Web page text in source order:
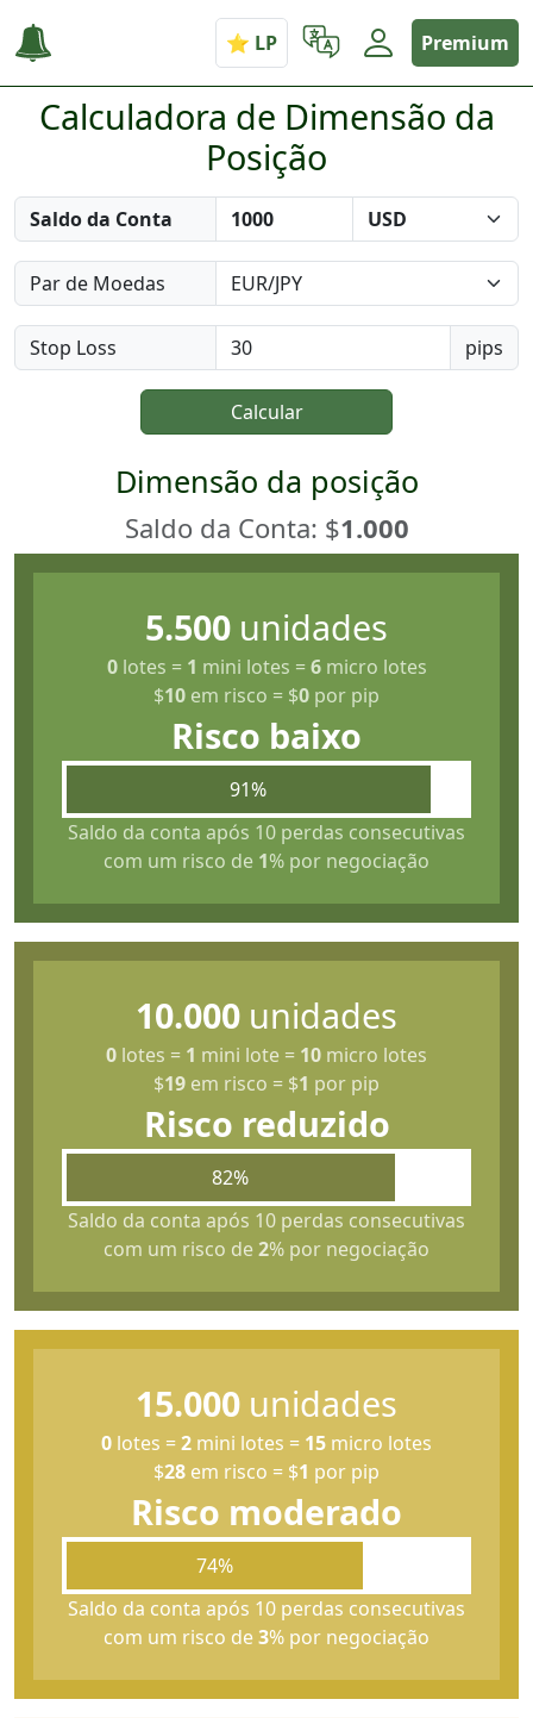
Premium
Calculadora de Dimensão da
Posição
Saldo da Conta
Par de Moedas
Stop Loss pips
Calcular
Dimensão da posição
Saldo da Conta: $1.000
5.500 unidades
0lotes = 1 mini lotes =6micro lotes
$10 em risco = $0 por pip
Risco baixo
91%
Saldo da conta após 10 perdas consecutivas
com um risco de 1% por negociação
10.000 unidades
0 lotes = 1 mini lote = 10 micro lotes
$19 em risco = $1 por pip
Risco reduzido
82%
Saldo da conta após 10 perdas consecutivas
com um risco de2% por negociação
15.000 unidades
0 lotes =2 mini lotes = 15 micro lotes
$28 em risco = $1 por pip
Risco moderado
74%
Saldo da conta após 10 perdas consecutivas
com um risco de3% por negociação